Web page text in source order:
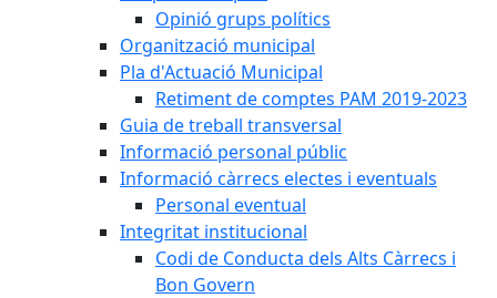
Opinió grups polítics
Organització municipal
Pla d'Actuació Municipal
Retiment de comptes PAM 2019-2023
Guia de treball transversal
Informació personal públic
Informació càrrecs electes i eventuals
Personal eventual
Integritat institucional
Codi de Conducta dels Alts Càrrecs i
Bon Govern